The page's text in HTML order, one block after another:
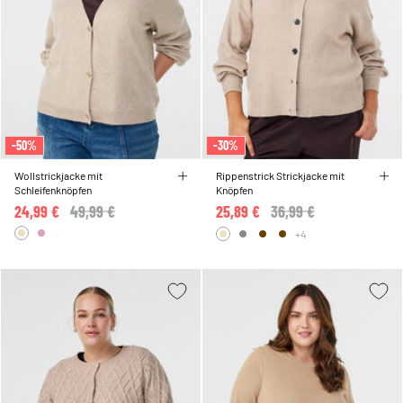
-50%
Wollstrickjacke mit
Schleifenknöpfen
Price reduced from
49,99 €
24,99 €
-30%
Rippenstrick Strickjacke mit
Knöpfen
Price reduced from
36,99 €
25,89 €
+4